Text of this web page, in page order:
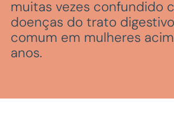
muitas vezes confundido
doenças do trato
comum em mulheres
anos.